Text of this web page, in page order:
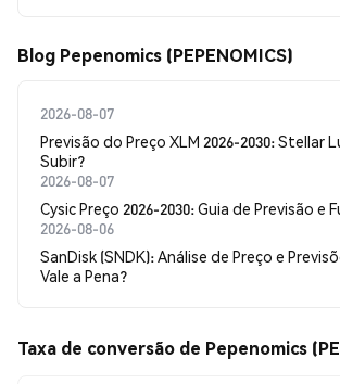
Blog Pepenomics (PEPENOMICS)
2026-08-07
Previsão do Preço XLM 2026-2030: Stellar
Subir?
2026-08-07
Cysic Preço 2026-2030: Guia de Previsão e
2026-08-06
SanDisk (SNDK): Análise de Preço e
Vale a Pena?
Taxa de conversão de Pepenomics